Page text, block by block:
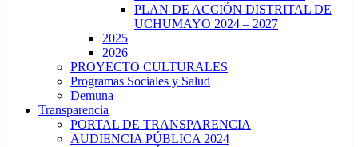
PLAN DE ACCIÓN DISTRITAL DE
UCHUMAYO 2024 – 2027
2025
2026
PROYECTO CULTURALES
Programas Sociales y Salud
Demuna
Transparencia
PORTAL DE TRANSPARENCIA
AUDIENCIA PÚBLICA 2024